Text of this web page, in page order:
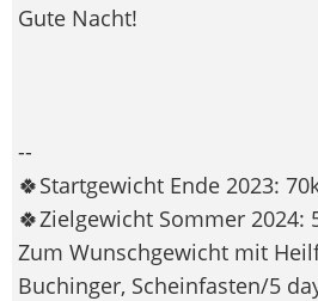
Gute Nacht!
--
🍀Startgewicht Ende 2023:
🍀Zielgewicht Sommer 2024:
Zum Wunschgewicht mit
Buchinger, Scheinfasten/5